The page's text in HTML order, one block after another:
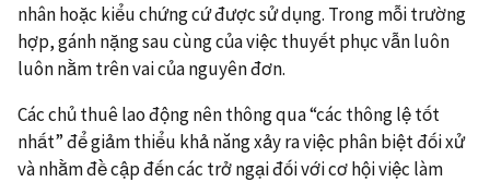
nhân hoặc kiểu chứng cứ được sử dụng. Trong mỗi trường
hợp, gánh nặng sau cùng của việc thuyết phục vẫn luôn
luôn nằm trên vai của nguyên đơn.
Các chủ thuê lao động nên thông qua “các thông lệ tốt
nhất” để giảm thiểu khả năng xảy ra việc phân biệt đối xử
và nhằm đề cập đến các trở ngại đối với cơ hội việc làm